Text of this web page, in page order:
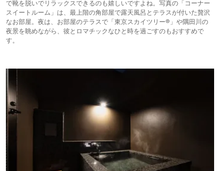
で靴を脱いでリラックスできるのも嬉しいですよね。写真の「コーナー
スイートルーム」は、最上階の角部屋で露天風呂とテラスが付いた贅沢
なお部屋。夜は、お部屋のテラスで「東京スカイツリー®」や隅田川の
夜景を眺めながら、彼とロマチックなひと時を過ごすのもおすすめで
す。